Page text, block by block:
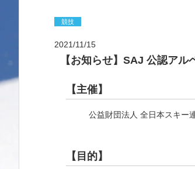
競技
2021/11/15
【お知らせ】SAJ 公認ア
【主催】
公益財団法人 全日本スキー
【目的】